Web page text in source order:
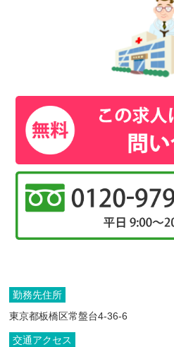
勤務先住所
東京都板橋区常盤台4-36-6
交通アクセス